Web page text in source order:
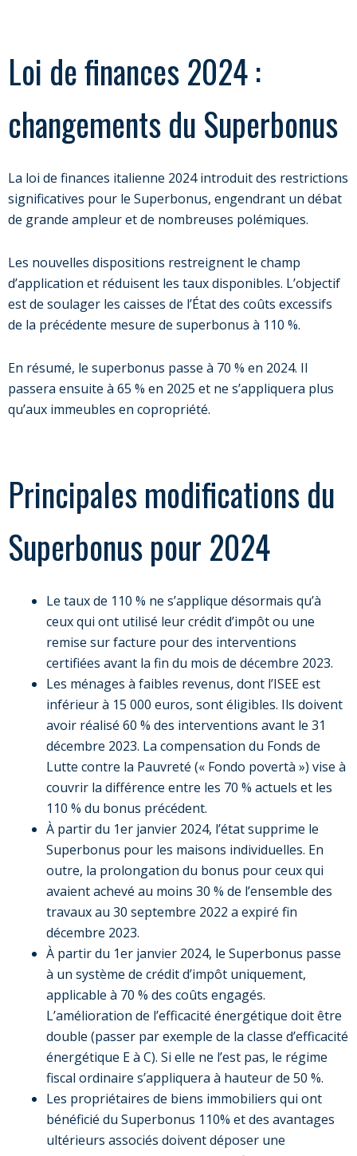
Loi de finances 2024 :
changements du Superbonus
La loi de finances italienne 2024 introduit des restrictions
significatives pour le Superbonus, engendrant un débat
de grande ampleur et de nombreuses polémiques.
Les nouvelles dispositions restreignent le champ
d’application et réduisent les taux disponibles. L’objectif
est de soulager les caisses de l’État des coûts excessifs
de la précédente mesure de superbonus à 110 %.
En résumé, le superbonus passe à 70 % en 2024. Il
passera ensuite à 65 % en 2025 et ne s’appliquera plus
qu’aux immeubles en copropriété.
Principales modifications du
Superbonus pour 2024
Le taux de 110 % ne s’applique désormais qu’à
ceux qui ont utilisé leur crédit d’impôt ou une
remise sur facture pour des interventions
certifiées avant la fin du mois de décembre 2023.
Les ménages à faibles revenus, dont l’ISEE est
inférieur à 15 000 euros, sont éligibles. Ils doivent
avoir réalisé 60 % des interventions avant le 31
décembre 2023. La compensation du Fonds de
Lutte contre la Pauvreté (« Fondo povertà ») vise à
couvrir la différence entre les 70 % actuels et les
110 % du bonus précédent.
À partir du 1er janvier 2024, l’état supprime le
Superbonus pour les maisons individuelles. En
outre, la prolongation du bonus pour ceux qui
avaient achevé au moins 30 % de l’ensemble des
travaux au 30 septembre 2022 a expiré fin
décembre 2023.
À partir du 1er janvier 2024, le Superbonus passe
à un système de crédit d’impôt uniquement,
applicable à 70 % des coûts engagés.
L’amélioration de l’efficacité énergétique doit être
double (passer par exemple de la classe d’efficacité
énergétique E à C). Si elle ne l’est pas, le régime
fiscal ordinaire s’appliquera à hauteur de 50 %.
Les propriétaires de biens immobiliers qui ont
bénéficié du Superbonus 110% et des avantages
ultérieurs associés doivent déposer une